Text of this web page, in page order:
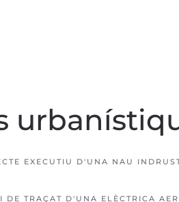
EXECUTIU D'UNA NAU
DE TRAÇAT D'UNA ELÈCTRICA